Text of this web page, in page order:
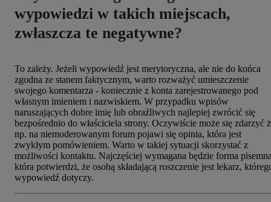
wypowiedzi w takich miejscach,
zwłaszcza te negatywne?
To zależy. Jeżeli wypowiedź jest merytoryczna, ale nie do końca
zgodna ze stanem faktycznym, warto rozważyć umieszczenie
swojego komentarza - koniecznie z konta zarejestrowanego pod
własnym imieniem i nazwiskiem. W przypadku wpisów
naruszających dobre imię lub obraźliwych najlepiej zwrócić się
bezpośrednio do właściciela strony. Oczywiście może się zdarzyć
np. na niemoderowanym forum pojawi się opinia, która jest
zwykłym pomówieniem. Warto w takiej sytuacji skorzystać z
możliwości kontaktu. Najczęściej wymagana będzie forma
która potwierdzi, że osobą składającą roszczenie jest lekarz,
wypowiedź dotyczy.